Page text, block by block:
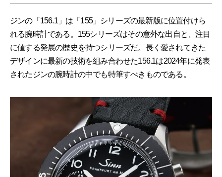
ジンの「156.1」は「155」シリーズの最新版に位置付けら
れる腕時計である。155シリーズはその意外な出自と、注目
に値する発展の歴史を持つシリーズだ。長く愛されてきた
デザインに最新の技術を組み合わせた156.1は2024年に発表
されたジンの腕時計の中でも特筆すべきものである。